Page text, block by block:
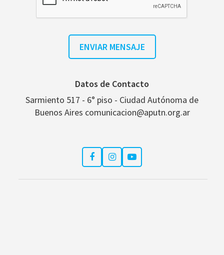
Datos de Contacto
Sarmiento 517 - 6° piso - Ciudad Autónoma de
Buenos Aires comunicacion@aputn.org.ar